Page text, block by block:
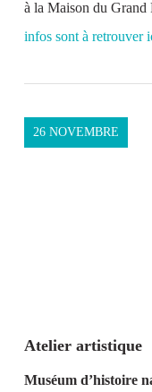
à la Maison du
infos sont à retrouver
26 NOVEMBRE
Atelier artistique
Muséum d’histoire